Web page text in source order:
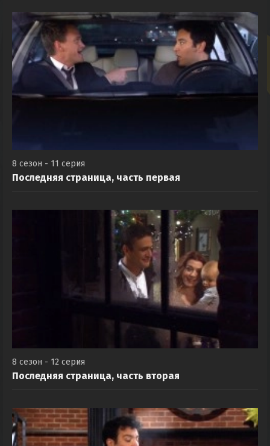
8 сезон - 11 серия
Последняя страница, часть первая
8 сезон - 12 серия
Последняя страница, часть вторая